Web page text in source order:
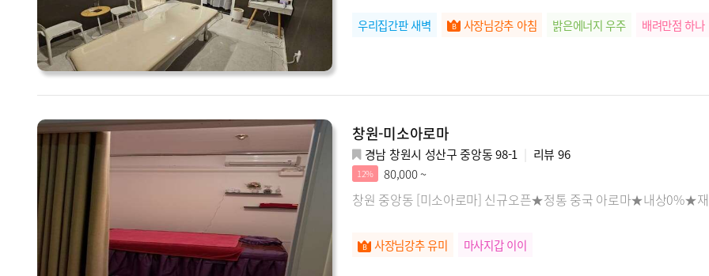
우리집간판 새벽 사장님강추 아침 밝은에너지 우주 배려만점 하나
창원-미소아로마
경남 창원시 성산구 중앙동 98-1 리뷰 96
12% 80,000 ~
창원 중앙동 [미소아로마] 신규오픈★정통 중국 아로마★내상0%★
사장님강추 유미 마사지갑 이이